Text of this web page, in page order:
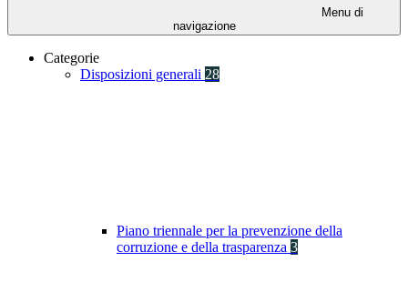
Menu di
navigazione
Categorie
Disposizioni generali 28
Piano triennale per la prevenzione della
corruzione e della trasparenza 3